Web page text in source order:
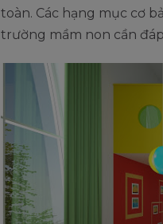
toàn. Các hạng mục cơ
trường mầm non cần